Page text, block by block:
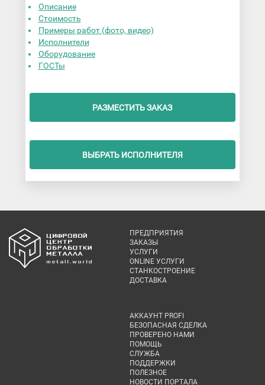
Описание
Стоимость
Примеры работ (фото, видео)
Исполнители
Оборудование
ГОСТы
РАЗМЕСТИТЬ ЗАКАЗ
ВЫБРАТЬ ИСПОЛНИТЕЛЯ
ПРЕДПРИЯТИЯ
ЗАКАЗЫ
УСЛУГИ
ONLINE УСЛУГИ
СТАНКОСТРОЕНИЕ
ДОСТАВКА
АККАУНТ PROFI
БЕЗОПАСНАЯ СДЕЛКА
ПРОВЕРЕНО НАМИ
ПОМОЩЬ
СЛУЖБА
ПОДДЕРЖКИ
ПОЛЕЗНОЕ
НОВОСТИ ПОРТАЛА